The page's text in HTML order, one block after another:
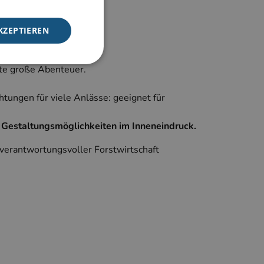
große Abenteuer.
für viele Anlässe: geeignet für
im Inneneindruck.
Forstwirtschaft
und die
werden.